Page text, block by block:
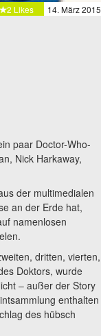
14. März 2015
2 Likes
paar Doctor-Who-
Nick Harkaway,
der multimedialen
an der Erde hat,
namenlosen
dritten, vierten,
Doktors, wurde
– außer der Story
enthalten
des hübsch